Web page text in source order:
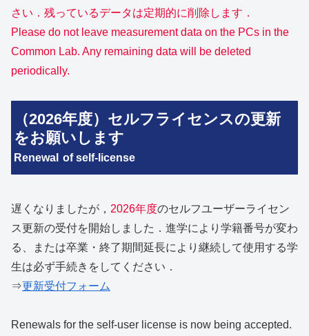
さい．残っているデータは定期的に削除します．
Please do not leave measurement data on the PCs in the
Common Lab. Any remaining data will be deleted
periodically.
（2026年度）セルフライセンスの更新
をお願いします
Renewal of self-license
遅くなりましたが， 2026年度のセルフユーザーライセン
ス更新の受付を開始しました．進学により学籍番号が変わ
る、または卒業・終了期間延長により継続して使用する学
生は必ず手続きをしてください．
⇒更新受付フォーム
Renewals for the self-user license is now being accepted.